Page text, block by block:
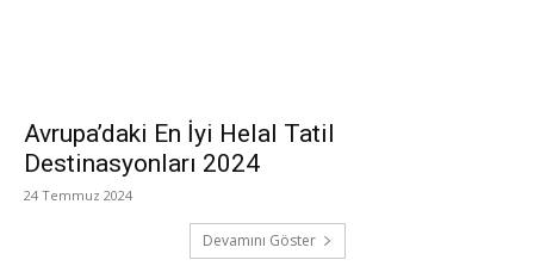
Avrupa’daki En İyi Helal Tatil
Destinasyonları 2024
24 Temmuz 2024
Devamını Göster